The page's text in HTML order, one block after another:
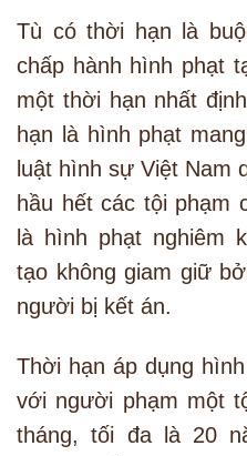
Tù có thời hạn là
chấp hành hình phạt
một thời hạn nhất
hạn là hình phạt
luật hình sự Việt Nam
hầu hết các tội phạm
là hình phạt nghiêm
tạo không giam giữ
người bị kết án.
Thời hạn áp dụng
với người phạm một
tháng, tối đa là 20